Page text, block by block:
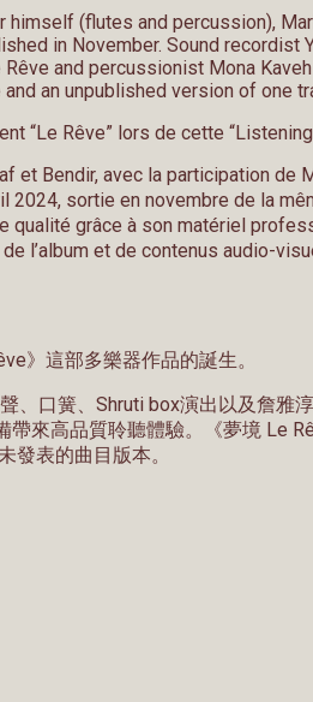
himself (flutes and percussion),
in November. Sound recordist
and percussionist Mona
an unpublished version of one
“Le Rêve” lors de cette “Listening
Bendir, avec la participation de
sortie en novembre de la
grâce à son matériel
l’album et de contenus audio-
》這部多樂器作品的誕生。
、口簧、Shruti box演出以及詹
來高品質聆聽體驗。《夢境 Le
發表的曲目版本。